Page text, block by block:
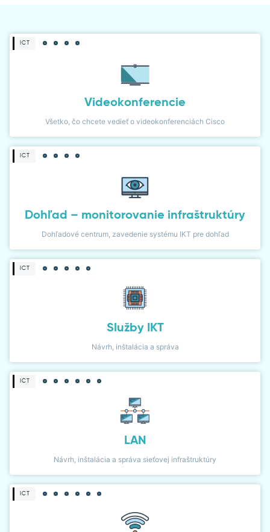
ICT
Videokonferencie
Všetko, čo chcete vedieť o videokonferenciách Cisco
ICT
Dohľad – monitorovanie infraštruktúry
Dohľadové centrum, zavedenie systému IKT pre dohľad
ICT
Služby IKT
Návrh, inštalácia a správa
ICT
LAN
Návrh, inštalácia a správa sieťovej infraštruktúry
ICT